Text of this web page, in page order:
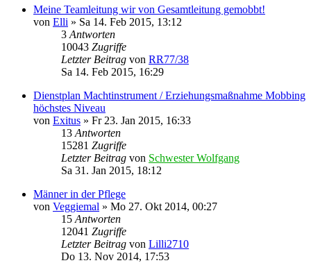
Meine Teamleitung wir von Gesamtleitung gemobbt!
von Elli » Sa 14. Feb 2015, 13:12
3 Antworten
10043 Zugriffe
Letzter Beitrag von RR77/38
Sa 14. Feb 2015, 16:29
Dienstplan Machtinstrument / Erziehungsmaßnahme Mobbing
höchstes Niveau
von Exitus » Fr 23. Jan 2015, 16:33
13 Antworten
15281 Zugriffe
Letzter Beitrag von Schwester Wolfgang
Sa 31. Jan 2015, 18:12
Männer in der Pflege
von Veggiemal » Mo 27. Okt 2014, 00:27
15 Antworten
12041 Zugriffe
Letzter Beitrag von Lilli2710
Do 13. Nov 2014, 17:53